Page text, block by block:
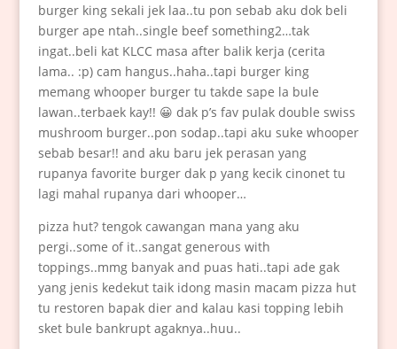
burger king sekali jek laa..tu pon sebab aku dok beli
burger ape ntah..single beef something2…tak
ingat..beli kat KLCC masa after balik kerja (cerita
lama.. :p) cam hangus..haha..tapi burger king
memang whooper burger tu takde sape la bule
lawan..terbaek kay!! 😀 dak p’s fav pulak double swiss
mushroom burger..pon sodap..tapi aku suke whooper
sebab besar!! and aku baru jek perasan yang
rupanya favorite burger dak p yang kecik cinonet tu
lagi mahal rupanya dari whooper…
pizza hut? tengok cawangan mana yang aku
pergi..some of it..sangat generous with
toppings..mmg banyak and puas hati..tapi ade gak
yang jenis kedekut taik idong masin macam pizza hut
tu restoren bapak dier and kalau kasi topping lebih
sket bule bankrupt agaknya..huu..